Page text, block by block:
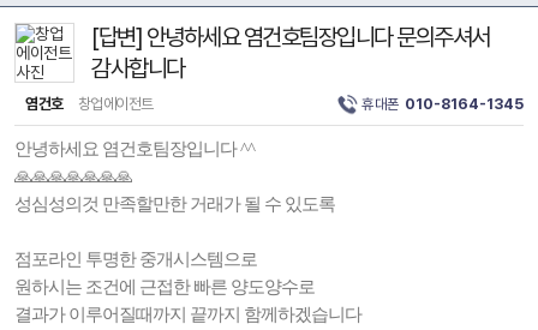
[답변] 안녕하세요 염건호팀장입니다 문의주셔서
감사합니다
염건호 창업에이전트 휴대폰 010-8164-1345
안녕하세요 염건호팀장입니다 ^^
🙏🙏🙏🙏🙏🙏🙏
성심성의것 만족할만한 거래가 될 수 있도록
점포라인 투명한 중개시스템으로
원하시는 조건에 근접한 빠른 양도양수로
결과가 이루어질때까지 끝까지 함께하겠습니다